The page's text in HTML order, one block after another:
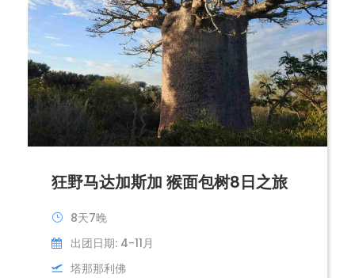
狂野马达加斯加 猴面包树8日之旅
8天7晚
出团日期: 4-11月
塔那那利佛